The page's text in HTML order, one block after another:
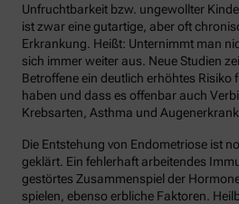
Unfruchtbarkeit bzw. ungewollter
ist zwar eine gutartige, aber oft
Erkrankung. Heißt: Unternimmt man
sich immer weiter aus. Neue Studien
Betroffene ein deutlich erhöhtes Risiko
haben und dass es offenbar auch
Krebsarten, Asthma und
Die Entstehung von Endometriose ist
geklärt. Ein fehlerhaft arbeitendes
gestörtes Zusammenspiel der
spielen, ebenso erbliche Faktoren.